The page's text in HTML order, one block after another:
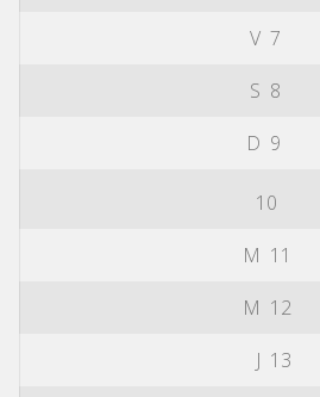
V 7
S 8
D 9
10
M 11
M 12
J 13